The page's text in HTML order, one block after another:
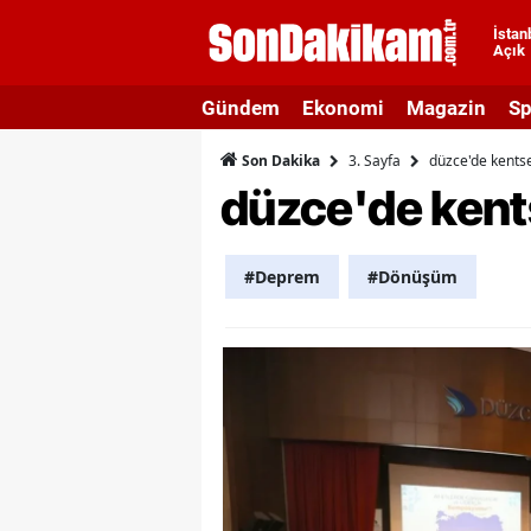
Açık
Gündem Ekonomi Magazin
Son Dakika 3. Sayfa düzce'de
düzce'de
#Deprem #Dönüşüm